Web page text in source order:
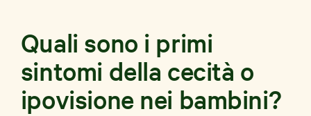
Quali sono i primi
sintomi della cecità o
ipovisione nei bambini?